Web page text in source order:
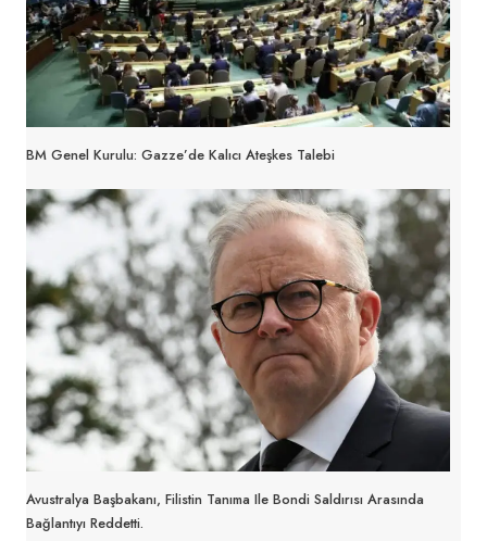
BM Genel Kurulu: Gazze’de Kalıcı Ateşkes Talebi
Avustralya Başbakanı, Filistin Tanıma Ile Bondi Saldırısı Arasında
Bağlantıyı Reddetti.